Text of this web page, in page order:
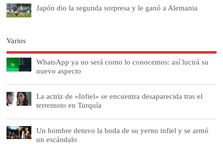
Japón dio la segunda sorpresa y le ganó a Alemania
Varios
WhatsApp ya no será como lo conocemos: así lucirá su
nuevo aspecto
La actriz de «Infiel» se encuentra desaparecida tras el
terremoto en Turquía
Un hombre detuvo la boda de su yerno infiel y se armó
un escándalo